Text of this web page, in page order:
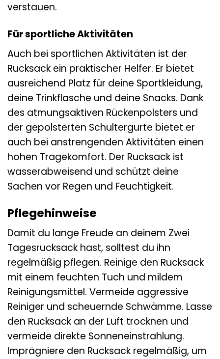
verstauen.
Für sportliche Aktivitäten
Auch bei sportlichen Aktivitäten ist der
Rucksack ein praktischer Helfer. Er bietet
ausreichend Platz für deine Sportkleidung,
deine Trinkflasche und deine Snacks. Dank
des atmungsaktiven Rückenpolsters und
der gepolsterten Schultergurte bietet er
auch bei anstrengenden Aktivitäten einen
hohen Tragekomfort. Der Rucksack ist
wasserabweisend und schützt deine
Sachen vor Regen und Feuchtigkeit.
Pflegehinweise
Damit du lange Freude an deinem Zwei
Tagesrucksack hast, solltest du ihn
regelmäßig pflegen. Reinige den Rucksack
mit einem feuchten Tuch und mildem
Reinigungsmittel. Vermeide aggressive
Reiniger und scheuernde Schwämme. Lasse
den Rucksack an der Luft trocknen und
vermeide direkte Sonneneinstrahlung.
Imprägniere den Rucksack regelmäßig, um